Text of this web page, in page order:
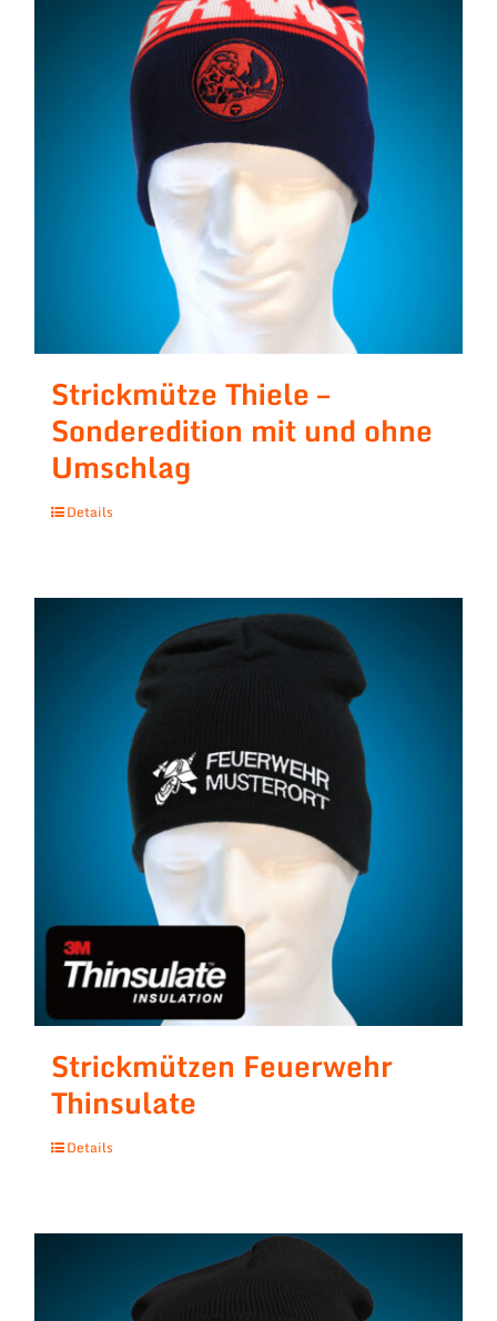
Strickmütze Thiele –
Sonderedition mit und ohne
Umschlag
Details
Strickmützen Feuerwehr
Thinsulate
Details